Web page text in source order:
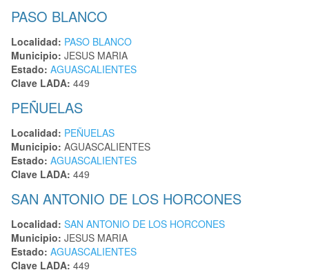
PASO BLANCO
Localidad: PASO BLANCO
Municipio: JESUS MARIA
Estado: AGUASCALIENTES
Clave LADA: 449
PEÑUELAS
Localidad: PEÑUELAS
Municipio: AGUASCALIENTES
Estado: AGUASCALIENTES
Clave LADA: 449
SAN ANTONIO DE LOS HORCONES
Localidad: SAN ANTONIO DE LOS HORCONES
Municipio: JESUS MARIA
Estado: AGUASCALIENTES
Clave LADA: 449